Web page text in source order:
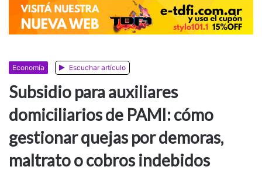
Economía Escuchar artículo
Subsidio para auxiliares
domiciliarios de PAMI: cómo
gestionar quejas por demoras,
maltrato o cobros indebidos